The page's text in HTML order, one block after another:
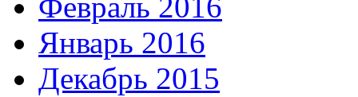
Февраль 2016
Январь 2016
Декабрь 2015